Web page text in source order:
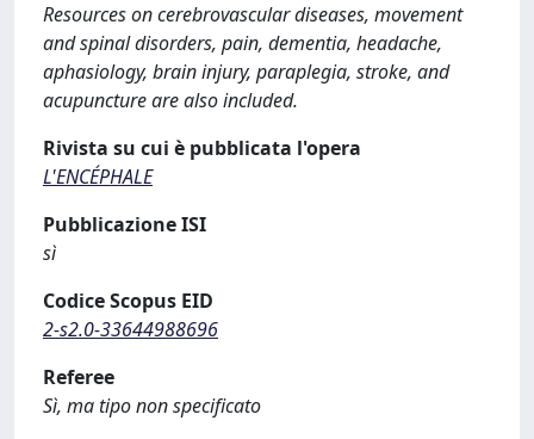
Resources on cerebrovascular diseases, movement
and spinal disorders, pain, dementia, headache,
aphasiology, brain injury, paraplegia, stroke, and
acupuncture are also included.
Rivista su cui è pubblicata l'opera
L'ENCÉPHALE
Pubblicazione ISI
sì
Codice Scopus EID
2-s2.0-33644988696
Referee
Sì, ma tipo non specificato